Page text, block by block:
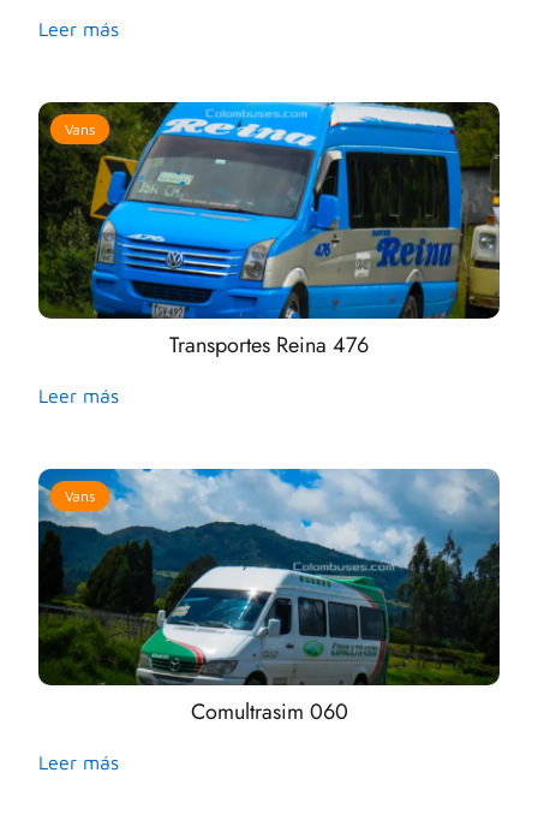
Leer más
Vans
Transportes Reina 476
Leer más
Vans
Comultrasim 060
Leer más